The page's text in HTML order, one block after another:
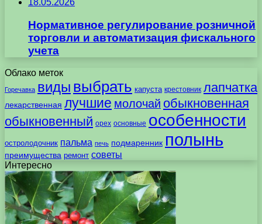
18.05.2026
Нормативное регулирование розничной
торговли и автоматизация фискального
учета
Облако меток
Горечавка виды выбрать капуста крестовник лапчатка
лекарственная лучшие молочай обыкновенная
обыкновенный орех основные особенности
остролодочник пальма печь подмаренник полынь
преимущества ремонт советы
Интересно